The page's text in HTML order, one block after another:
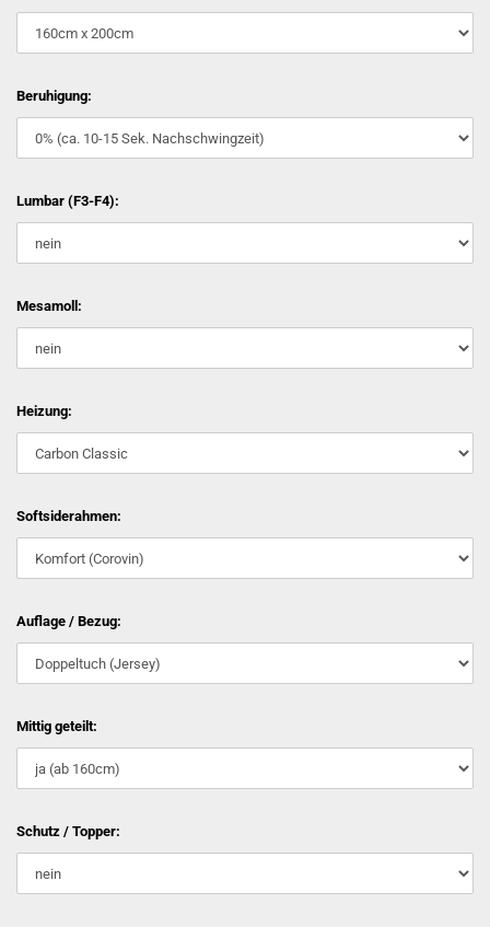
Beruhigung:
Lumbar (F3-F4):
Mesamoll:
Heizung:
Softsiderahmen:
Auflage / Bezug:
Mittig geteilt:
Schutz / Topper: